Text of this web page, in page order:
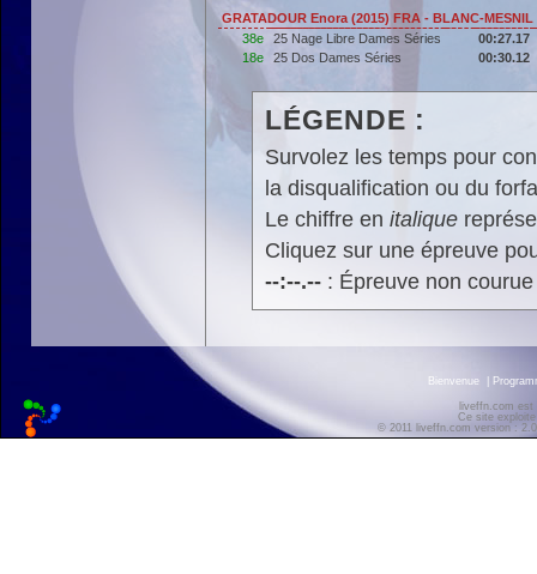
GRATADOUR Enora (2015) FRA - BLANC-MESNIL
38e
25 Nage Libre Dames Séries
00:27.17
18e
25 Dos Dames Séries 00:30.12
LÉGENDE :
Survolez les temps pour
la disqualification ou du
Le chiffre en italique
Cliquez sur une épreuve
--:--.--: Épreuve non
Bienvenue
liveffn.com est
Ce site
© 2011 liveffn.com version :